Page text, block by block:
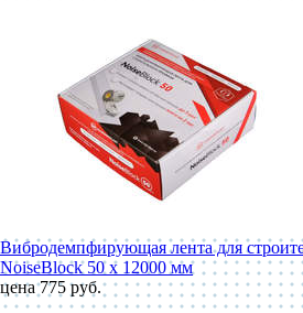
Вибродемпфирующая лента для
NoiseBlock 50 x 12000 мм
цена 775 руб.